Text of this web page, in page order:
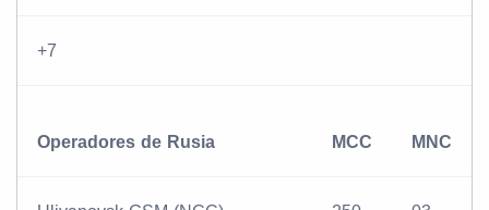
+7
Operadores de Rusia MCC MNC